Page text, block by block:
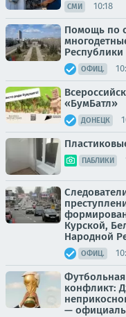
СМИ 10:18
Помощь по
Республики
ОФИЦ.
«БумБатл»
ДОНЕЦК
ПАБЛИКИ
Курской,
Народной
ОФИЦ.
конфликт:
—